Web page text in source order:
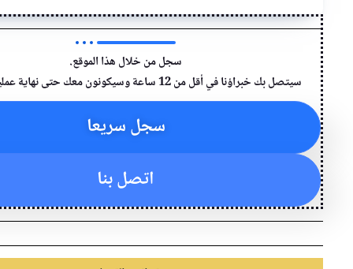
سجل من خلال هذا الموقع.
في أقل من 12 ساعة وسيكونون معك حتى نهاية عملية التسجيل.
سجل سريعا